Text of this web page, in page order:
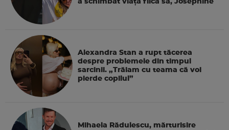
a schimbat viața fiica sa, Josephine
Alexandra Stan a rupt tăcerea
despre problemele din timpul
sarcinii. „Trăiam cu teama că voi
pierde copilul”
Mihaela Rădulescu, mărturisire